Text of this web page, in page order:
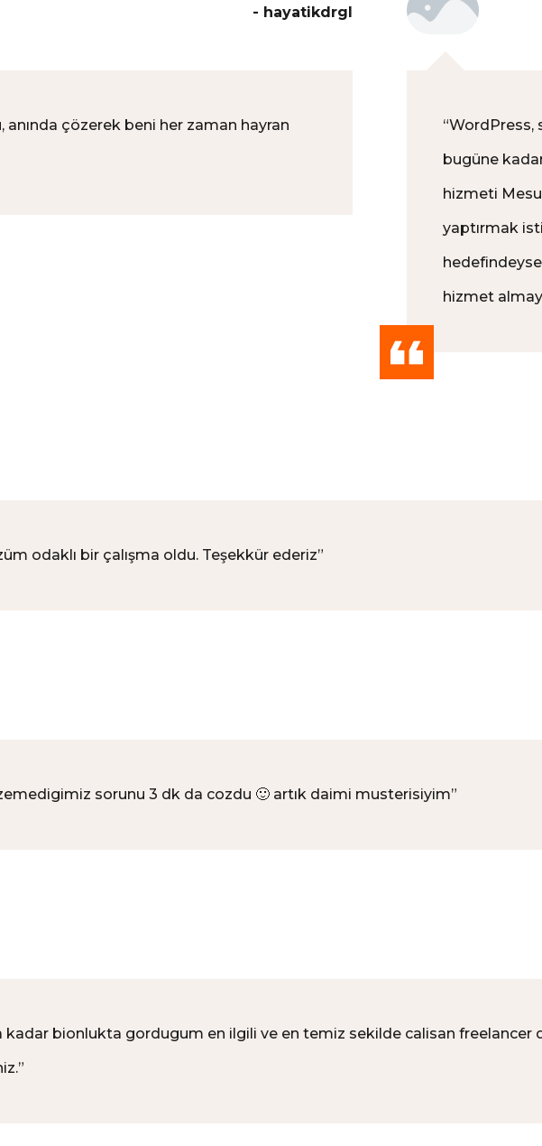
- hayatikdrgl
anında çözerek beni her zaman hayran
“WordPress,
bugüne
hizmeti
yaptırmak
hizmet
odaklı bir çalışma oldu. Teşekkür ederiz”
sorunu 3 dk da cozdu 🙂 artık daimi musterisiyim”
kadar bionlukta gordugum en ilgili ve en temiz sekilde calisan freelancer
”